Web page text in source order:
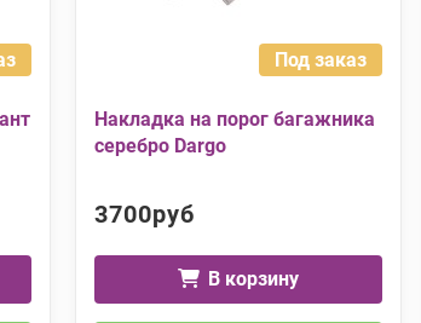
Под заказ
Накладка на порог багажника
серебро Dargo
3700руб
В корзину